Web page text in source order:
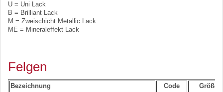
U = Uni Lack
B = Brilliant Lack
M = Zweischicht Metallic Lack
ME = Mineraleffekt Lack
Felgen
Bezeichnung Code Größe